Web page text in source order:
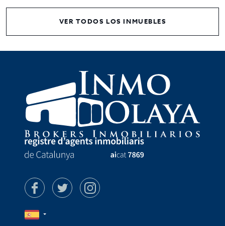
VER TODOS LOS INMUEBLES